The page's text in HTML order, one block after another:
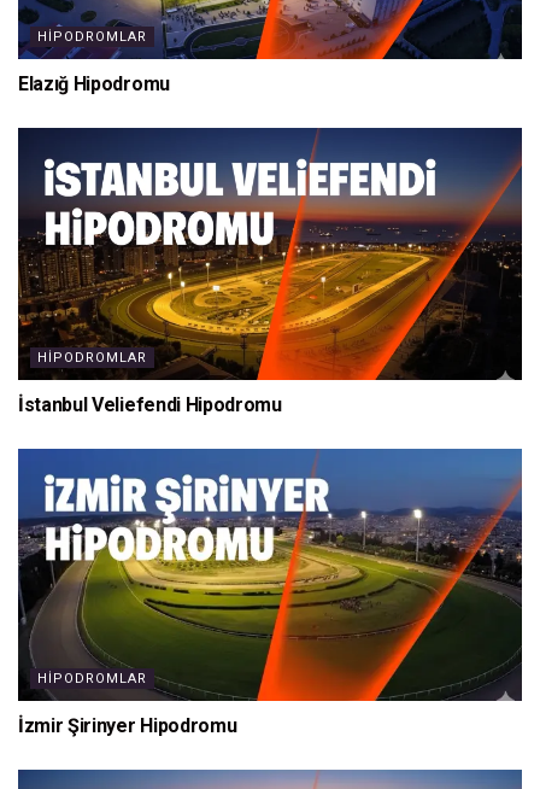
HIPODROMLAR
Elazığ Hipodromu
HIPODROMLAR
İstanbul Veliefendi Hipodromu
HIPODROMLAR
İzmir Şirinyer Hipodromu